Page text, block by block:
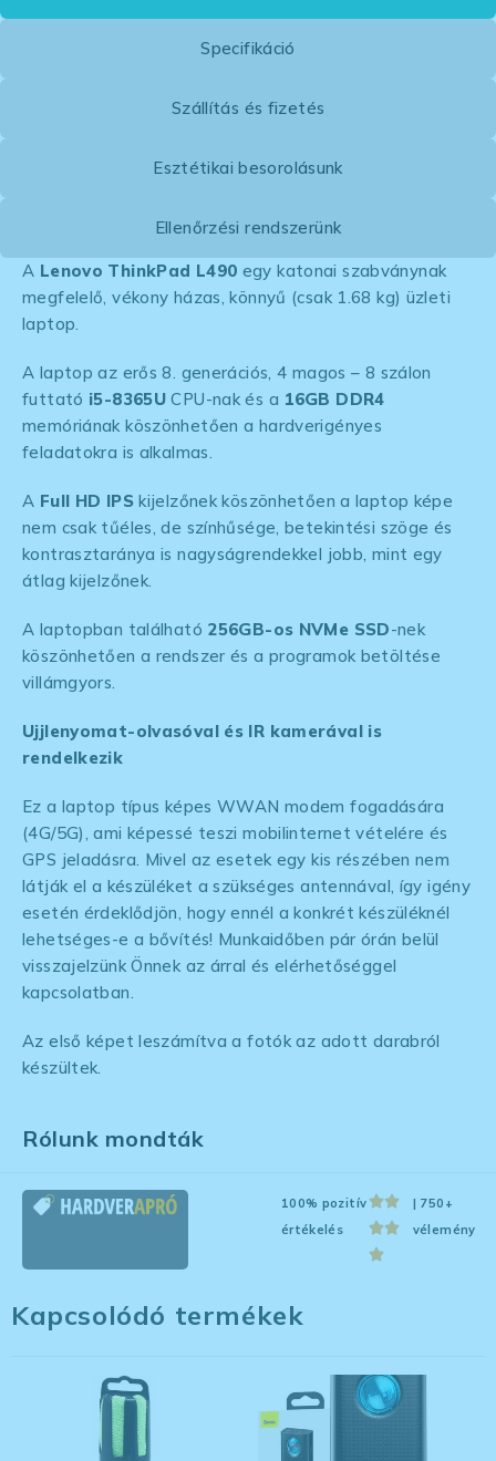
Specifikáció
Szállítás és fizetés
Esztétikai besorolásunk
Ellenőrzési rendszerünk
A Lenovo ThinkPad L490 egy katonai szabványnak
megfelelő, vékony házas, könnyű (csak 1.68 kg) üzleti
laptop.
A laptop az erős 8. generációs, 4 magos – 8 szálon
futtató i5-8365U CPU-nak és a 16GB DDR4
memóriának köszönhetően a hardverigényes
feladatokra is alkalmas.
A Full HD IPSkijelzőnek köszönhetően a laptop képe
nem csak tűéles, de színhűsége, betekintési szöge és
kontrasztaránya is nagyságrendekkel jobb, mint egy
átlag kijelzőnek.
A laptopban található 256GB-os NVMe SSD-nek
köszönhetően a rendszer és a programok betöltése
villámgyors.
Ujjlenyomat-olvasóval és IR kamerával is
rendelkezik
Ez a laptop típus képes WWAN modem fogadására
(4G/5G), ami képessé teszi mobilinternet vételére és
GPS jeladásra. Mivel az esetek egy kis részében nem
látják el a készüléket a szükséges antennával, így igény
esetén érdeklődjön, hogy ennél a konkrét készüléknél
lehetséges-e a bővítés! Munkaidőben pár órán belül
visszajelzünk Önnek az árral és elérhetőséggel
kapcsolatban.
Az első képet leszámítva a fotók az adott darabról
készültek.
Rólunk mondták
100% pozitív
értékelés
| 750+
vélemény
Kapcsolódó termékek